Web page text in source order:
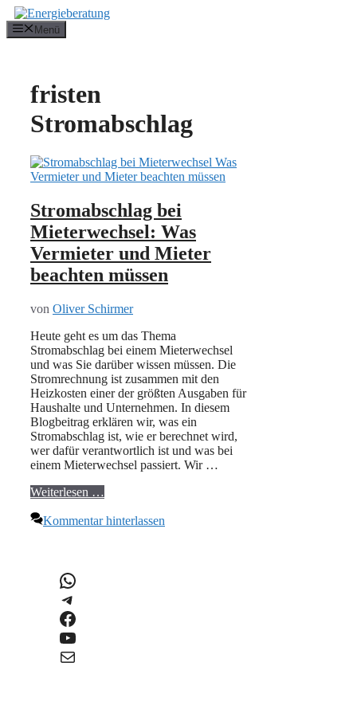
Zum
Inhalt
springen
Menü
fristen
Stromabschlag
Stromabschlag bei
Mieterwechsel: Was
Vermieter und Mieter
beachten müssen
von Oliver Schirmer
Heute geht es um das Thema
Stromabschlag bei einem Mieterwechsel
und was Sie darüber wissen müssen. Die
Stromrechnung ist zusammen mit den
Heizkosten einer der größten Ausgaben für
Haushalte und Unternehmen. In diesem
Blogbeitrag erklären wir, was ein
Stromabschlag ist, wie er berechnet wird,
wer dafür verantwortlich ist und was bei
einem Mieterwechsel passiert. Wir …
Weiterlesen …
Kommentar hinterlassen
WhatsApp
Telegram
Facebook
YouTube
E-Mail